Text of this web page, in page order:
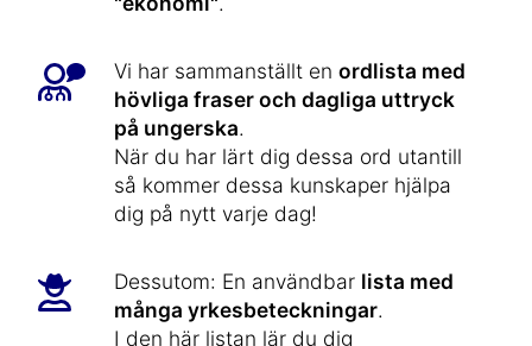
Vi har sammanställt en ordlista med
hövliga fraser och dagliga uttryck
på ungerska.
När du har lärt dig dessa ord utantill
så kommer dessa kunskaper hjälpa
dig på nytt varje dag!
Dessutom: En användbar lista med
många yrkesbeteckningar.
I den här listan lär du dig